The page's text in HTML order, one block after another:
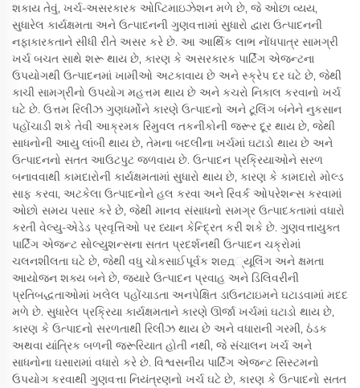
શકાય તેવું, ખર્ચ-અસરકારક ઓપ્ટિમાઇઝેશન મળે છે, જે ઓછા વ્યય,
સુધારેલ કાર્યક્ષમતા અને ઉત્પાદનની ગુણવત્તામાં સુધારો દ્વારા ઉત્પાદનની
નફાકારકતાને સીધી રીતે અસર કરે છે. આ આર્થિક લાભ નોંધપાત્ર સામગ્રી
ખર્ચ બચત સાથે શરૂ થાય છે, કારણ કે અસરકારક પાર્ટિંગ એજન્ટના
ઉપયોગથી ઉત્પાદનમાં ખામીઓ અટકાવાય છે અને સ્ક્રેપ દર ઘટે છે, જેથી
કાચી સામગ્રીનો ઉપયોગ મહત્તમ થાય છે અને કચરો નિકાલ કરવાનો ખર્ચ
ઘટે છે. ઉત્તમ રિલીઝ ગુણધર્મોને કારણે ઉત્પાદનો અને ટૂલિંગ બંનેને નુકસાન
પહોંચાડી શકે તેવી આક્રમક રિમુવલ તકનીકોની જરૂર દૂર થાય છે, જેથી
સાધનોની આયુ લાંબી થાય છે, તેમના બદલીના ખર્ચમાં ઘટાડો થાય છે અને
ઉત્પાદનનો સતત આઉટપુટ જળવાય છે. ઉત્પાદન પ્રક્રિયાઓને સરળ
બનાવવાથી કામદારોની કાર્યક્ષમતામાં સુધારો થાય છે, કારણ કે કામદારો મોલ્ડ
સાફ કરવા, અટકેલા ઉત્પાદનોને હલ કરવા અને રિવર્ક ઓપરેશન્સ કરવામાં
ઓછો સમય પસાર કરે છે, જેથી માનવ સંસાધનો સમગ્ર ઉત્પાદકતામાં વધારો
કરતી વેલ્યુ-એડેડ પ્રવૃત્તિઓ પર ધ્યાન કેન્દ્રિત કરી શકે છે. ગુણવત્તાયુક્ત
પાર્ટિંગ એજન્ટ સોલ્યુશન્સના સતત પ્રદર્શનથી ઉત્પાદન ચક્રોમાં
ચલનશીલતા ઘટે છે, જેથી વધુ ચોકસાઈપૂર્વક શед્યૂલિંગ અને ક્ષમતા
આયોજન શક્ય બને છે, જ્યારે ઉત્પાદન પ્રવાહ અને ડિલિવરીની
પ્રતિબદ્ધતાઓમાં ખલેલ પહોંચાડતા અનપેક્ષિત ડાઉનટાઇમને ઘટાડવામાં મદદ
મળે છે. સુધારેલ પ્રક્રિયા કાર્યક્ષમતાને કારણે ઊર્જા ખર્ચમાં ઘટાડો થાય છે,
કારણ કે ઉત્પાદનો સરળતાથી રિલીઝ થાય છે અને વધારાની ગરમી, ઠંડક
અથવા યાંત્રિક બળની જરૂરિયાત હોતી નથી, જે સંચાલન ખર્ચ અને
સાધનોના ઘસારામાં વધારો કરે છે. વિશ્વસનીય પાર્ટિંગ એજન્ટ સિસ્ટમનો
ઉપયોગ કરવાથી ગુણવત્તા નિયંત્રણનો ખર્ચ ઘટે છે, કારણ કે ઉત્પાદનો સતત